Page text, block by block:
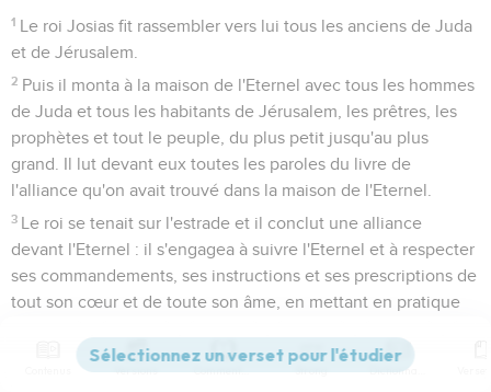
1 Le roi Josias fit rassembler vers lui tous les anciens de Juda
et de Jérusalem.
2 Puis il monta à la maison de l'Eternel avec tous les hommes
de Juda et tous les habitants de Jérusalem, les prêtres, les
prophètes et tout le peuple, du plus petit jusqu'au plus
grand. Il lut devant eux toutes les paroles du livre de
l'alliance qu'on avait trouvé dans la maison de l'Eternel.
3 Le roi se tenait sur l'estrade et il conclut une alliance
devant l'Eternel : il s'engagea à suivre l'Eternel et à respecter
ses commandements, ses instructions et ses prescriptions de
tout son cœur et de toute son âme, en mettant en pratique
peuple s’engagea dans cette alliance.
Versions Commentaires Strong